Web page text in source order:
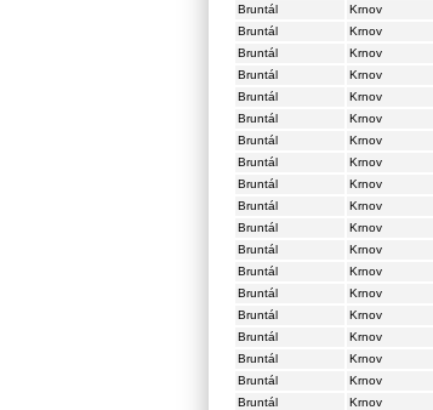
Bruntál
Krnov
Bruntál
Krnov
Bruntál
Krnov
Bruntál
Krnov
Bruntál
Krnov
Bruntál
Krnov
Bruntál
Krnov
Bruntál
Krnov
Bruntál
Krnov
Bruntál
Krnov
Bruntál
Krnov
Bruntál
Krnov
Bruntál
Krnov
Bruntál
Krnov
Bruntál
Krnov
Bruntál
Krnov
Bruntál
Krnov
Bruntál
Krnov
Bruntál
Krnov